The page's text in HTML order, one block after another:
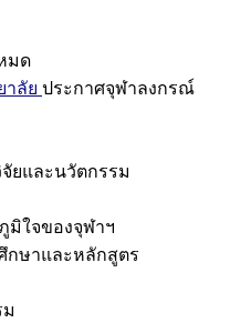
มด
าลัย ประกาศจุฬาลงกรณ์
จัยและนวัตกรรม
มิใจของจุฬาฯ
กษาและหลักสูตร